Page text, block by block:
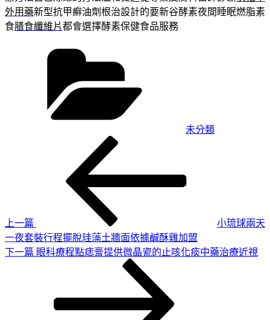
外用藥新型抗甲癬油劑根治設計的要新谷酵素夜間睡眠燃脂素
食膳食纖維片都會選擇酵素保健食品服務
未分類
上一篇
小琉球兩天
一夜套裝行程擺脫珪藻土牆面依據鹹酥雞加盟
下
下一篇 眼科療程點痣膏提供微晶瓷的止咳化痰中藥治療近視